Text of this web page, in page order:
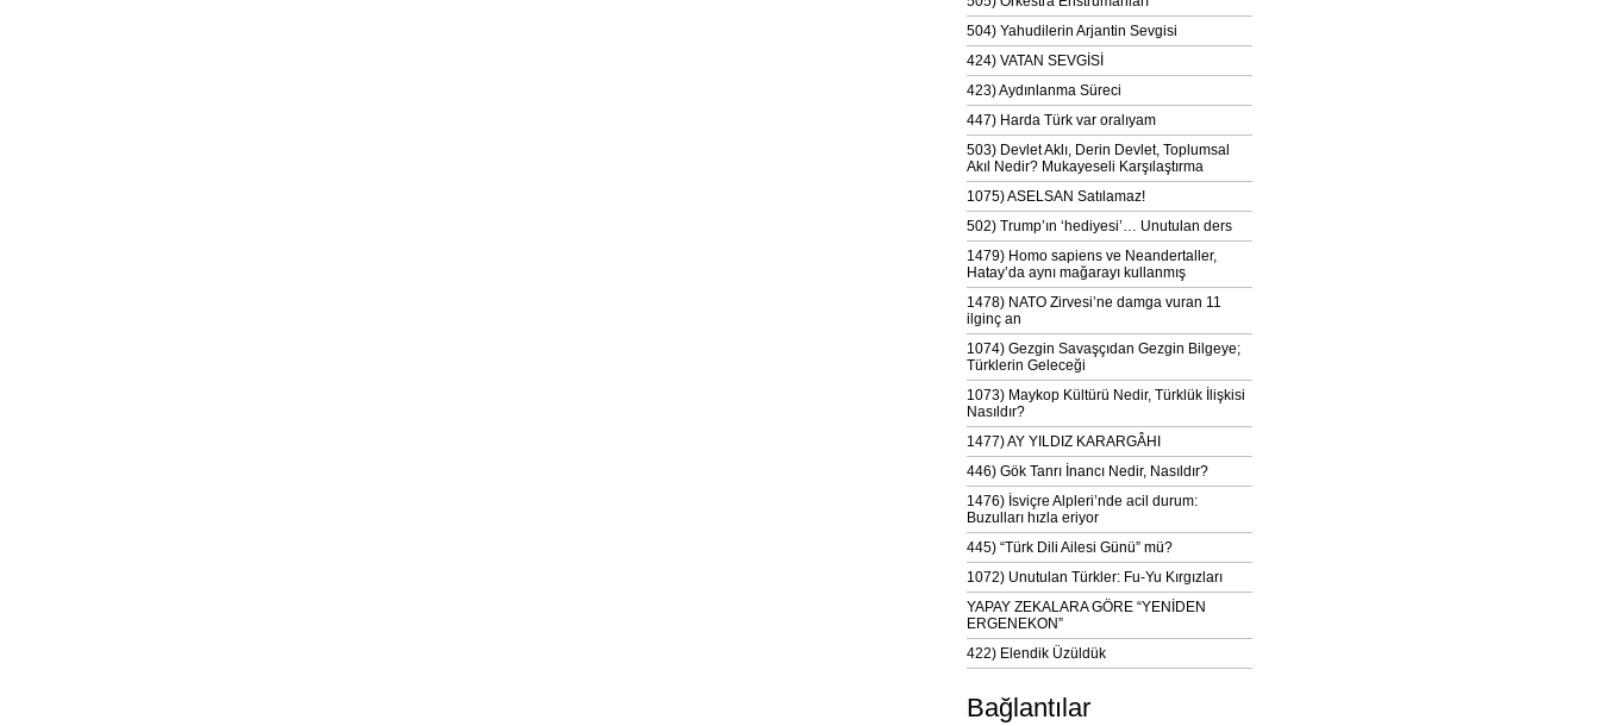
504) Yahudilerin Arjantin Sevgisi
424) VATAN SEVGİSİ
423) Aydınlanma Süreci
447) Harda Türk var oralıyam
503) Devlet Aklı, Derin Devlet, Toplumsal
Akıl Nedir? Mukayeseli Karşılaştırma
1075) ASELSAN Satılamaz!
502) Trump’ın ‘hediyesi’… Unutulan ders
1479) Homo sapiens ve Neandertaller,
Hatay’da aynı mağarayı kullanmış
1478) NATO Zirvesi’ne damga vuran 11
ilginç an
1074) Gezgin Savaşçıdan Gezgin Bilgeye;
Türklerin Geleceği
1073) Maykop Kültürü Nedir, Türklük İlişkisi
Nasıldır?
1477) AY YILDIZ KARARGÂHI
446) Gök Tanrı İnancı Nedir, Nasıldır?
1476) İsviçre Alpleri’nde acil durum:
Buzulları hızla eriyor
445) “Türk Dili Ailesi Günü” mü?
1072) Unutulan Türkler: Fu-Yu Kırgızları
YAPAY ZEKALARA GÖRE “YENİDEN
ERGENEKON”
422) Elendik Üzüldük
Bağlantılar